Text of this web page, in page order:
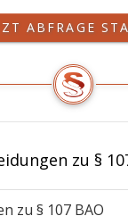
ABFRAGE
zu §
zu § 107 BAO